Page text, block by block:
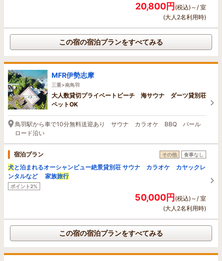
20,800円(税込)～/ 室
(大人2名利用時)
この宿の宿泊プランをすべてみる
MFR伊勢志摩
三重>南鳥羽
大人数貸切プライベートビーチ 海サウナ ダーツ貸別荘
ペットOK
鳥羽駅から車で10分無料送迎あり サウナ カラオケ BBQ パール
ロード沿い
宿泊プラン その他 食事なし
犬と泊まれるオーシャンビュー絶景貸別荘 サウナ カラオケ カヤックレ
ンタルなど 家族旅行
ポイント2%
50,000円(税込)～/ 室
(大人2名利用時)
この宿の宿泊プランをすべてみる